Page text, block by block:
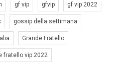
gf vip gfvip gf vip 2022
gossip della settimana
Grande Fratello
fratello vip 2022